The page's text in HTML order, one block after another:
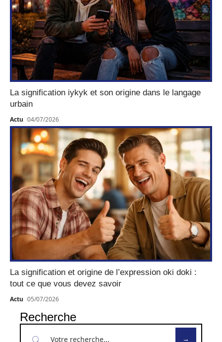
La signification iykyk et son origine dans le langage
urbain
Actu 04/07/2026
La signification et origine de l’expression oki doki :
tout ce que vous devez savoir
Actu 05/07/2026
Recherche